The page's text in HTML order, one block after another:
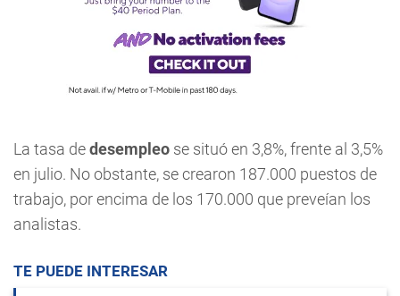
La tasa dedesempleo se situó en 3,8%, frente al 3,5%
en julio. No obstante, se crearon 187.000 puestos de
trabajo, por encima de los 170.000 que preveían los
analistas.
TE PUEDE INTERESAR